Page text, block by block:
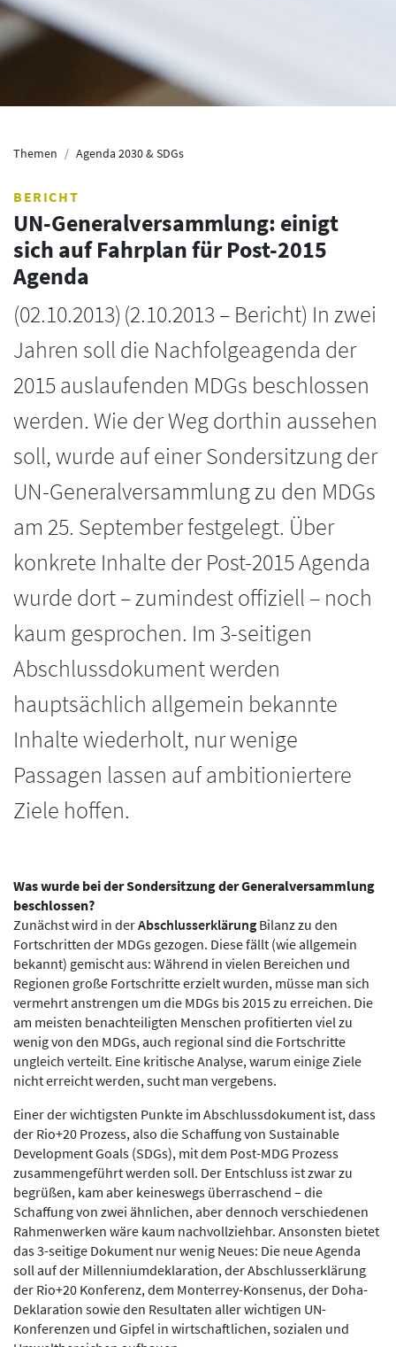
Themen Agenda 2030 & SDGs
BERICHT
UN-Generalversammlung: einigt
sich auf Fahrplan für Post-2015
Agenda
(02.10.2013) (2.10.2013 – Bericht) In zwei
Jahren soll die Nachfolgeagenda der
2015 auslaufenden MDGs beschlossen
werden. Wie der Weg dorthin aussehen
soll, wurde auf einer Sondersitzung der
UN-Generalversammlung zu den MDGs
am 25. September festgelegt. Über
konkrete Inhalte der Post-2015 Agenda
wurde dort – zumindest offiziell – noch
kaum gesprochen. Im 3-seitigen
Abschlussdokument werden
hauptsächlich allgemein bekannte
Inhalte wiederholt, nur wenige
Passagen lassen auf ambitioniertere
Ziele hoffen.
Was wurde bei der Sondersitzung der Generalversammlung
beschlossen?
Zunächst wird in derAbschlusserklärung Bilanz zu den
Fortschritten der MDGs gezogen. Diese fällt (wie allgemein
bekannt) gemischt aus: Während in vielen Bereichen und
Regionen große Fortschritte erzielt wurden, müsse man sich
vermehrt anstrengen um die MDGs bis 2015 zu erreichen. Die
am meisten benachteiligten Menschen profitierten viel zu
wenig von den MDGs, auch regional sind die Fortschritte
ungleich verteilt. Eine kritische Analyse, warum einige Ziele
nicht erreicht werden, sucht man vergebens.
Einer der wichtigsten Punkte im Abschlussdokument ist, dass
der Rio+20 Prozess, also die Schaffung von Sustainable
Development Goals (SDGs), mit dem Post-MDG Prozess
zusammengeführt werden soll. Der Entschluss ist zwar zu
begrüßen, kam aber keineswegs überraschend – die
Schaffung von zwei ähnlichen, aber dennoch verschiedenen
Rahmenwerken wäre kaum nachvollziehbar. Ansonsten bietet
das 3-seitige Dokument nur wenig Neues: Die neue Agenda
soll auf der Millenniumdeklaration, der Abschlusserklärung
der Rio+20 Konferenz, dem Monterrey-Konsenus, der Doha-
Deklaration sowie den Resultaten aller wichtigen UN-
Konferenzen und Gipfel in wirtschaftlichen, sozialen und